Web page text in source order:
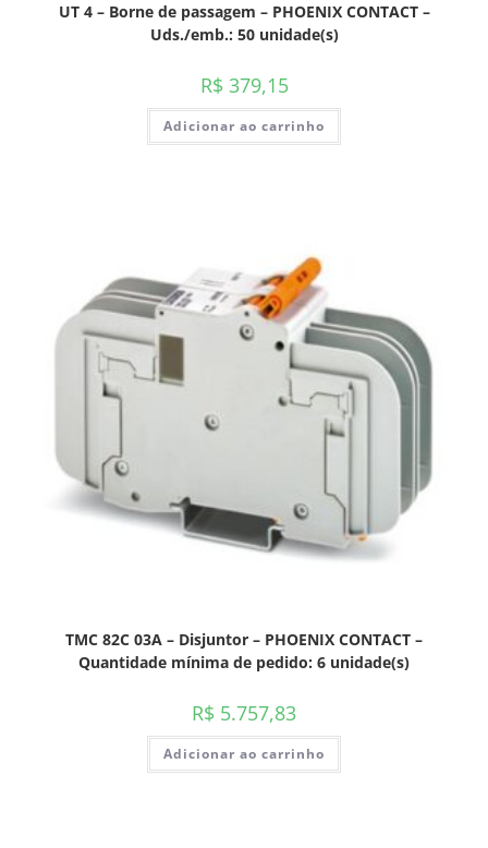
UT 4 – Borne de passagem – PHOENIX CONTACT –
Uds./emb.: 50 unidade(s)
R$ 379,15
Adicionar ao carrinho
TMC 82C 03A – Disjuntor – PHOENIX CONTACT –
Quantidade mínima de pedido: 6 unidade(s)
R$ 5.757,83
Adicionar ao carrinho